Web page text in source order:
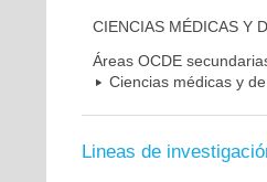
CIENCIAS MÉDICAS Y
Áreas OCDE
Ciencias médicas y
Lineas de